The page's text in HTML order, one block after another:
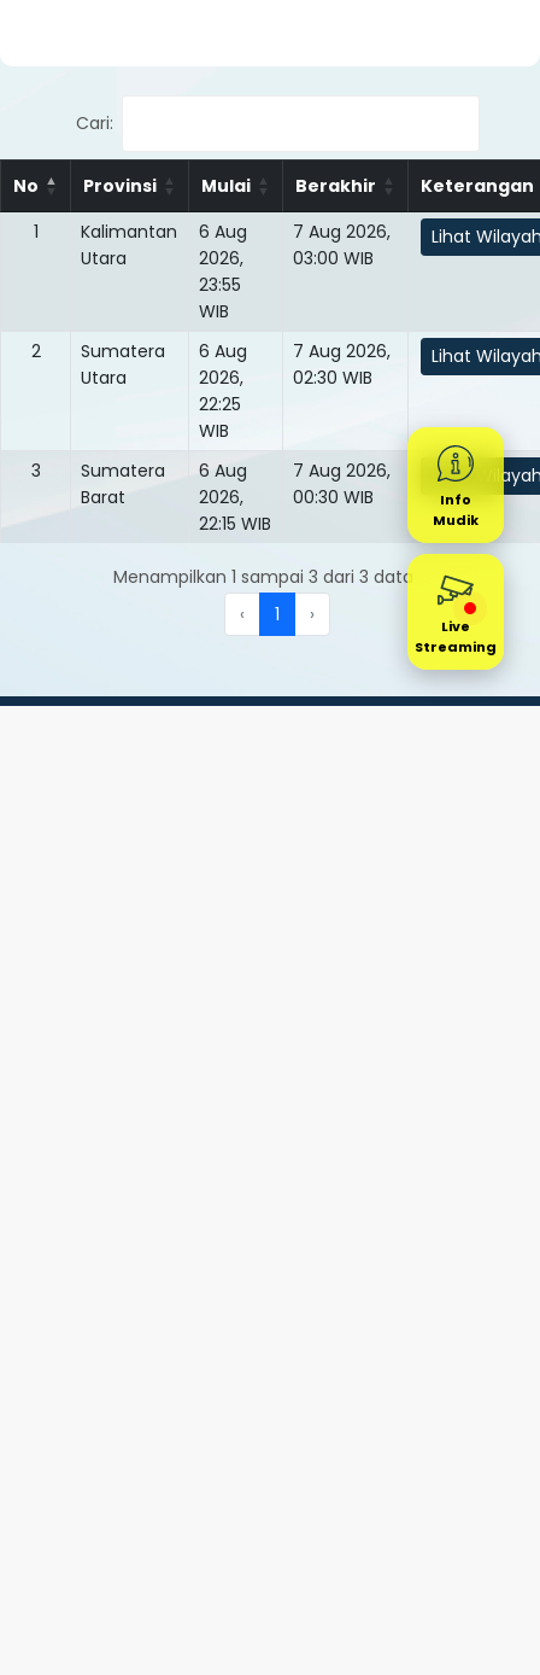
Cari:
No Provinsi Mulai Berakhir
Keterangan
1
Kalimantan
Utara
6 Aug
2026,
23:55
WIB
7 Aug 2026,
03:00 WIB
Lihat
2
Sumatera
Utara
6 Aug
2026,
22:25
WIB
7 Aug 2026,
02:30 WIB
Lihat
3
Sumatera
Barat
6 Aug
2026,
22:15 WIB
7 Aug 2026,
00:30 WIB
Lihat
Menampilkan 1 sampai 3 dari 3 data
‹
1 ›
Info
Mudik
Live
Streaming